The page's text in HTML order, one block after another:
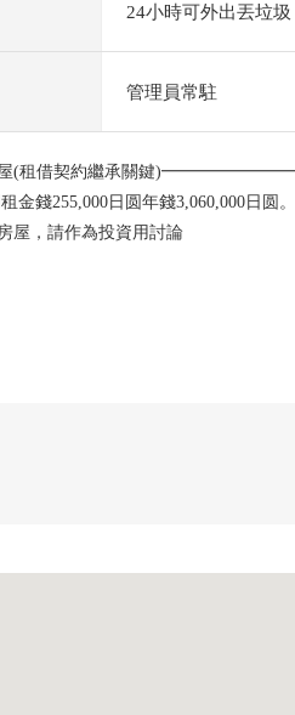
24小時可外出丟垃圾
管理員常駐
(租借契約繼承關鍵
金錢255,000日圆年錢3,060,000日圆
屋，請作為投資用討論
也在洗衣活躍的浴室烘乾機的整體衛